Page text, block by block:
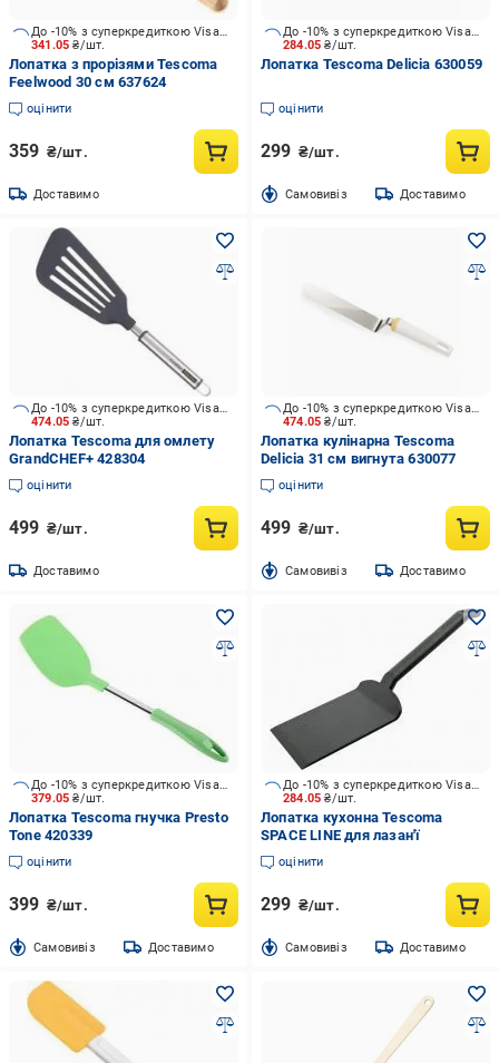
341.05₴/шт.
До -10% з суперкредиткою Visa Вигода
Лопатка з прорізями Tescoma
Feelwood 30 см 637624
оцінити
359 ₴/шт.
Доставимо
284.05₴/шт.
До -10% з суперкредиткою Visa Вигода
Лопатка Tescoma Delicia 630059
оцінити
299 ₴/шт.
Cамовивіз Доставимо
474.05₴/шт.
До -10% з суперкредиткою Visa Вигода
Лопатка Tescoma для омлету
GrandCHEF+ 428304
оцінити
499 ₴/шт.
Доставимо
474.05₴/шт.
До -10% з суперкредиткою Visa Вигода
Лопатка кулінарна Tescoma
Delicia 31 см вигнута 630077
оцінити
499 ₴/шт.
Cамовивіз Доставимо
379.05₴/шт.
До -10% з суперкредиткою Visa Вигода
Лопатка Tescoma гнучка Presto
Tone 420339
оцінити
399 ₴/шт.
Cамовивіз Доставимо
284.05₴/шт.
До -10% з суперкредиткою Visa Вигода
Лопатка кухонна Tescoma
SPACE LINE для лазан'ї
оцінити
299 ₴/шт.
Cамовивіз Доставимо